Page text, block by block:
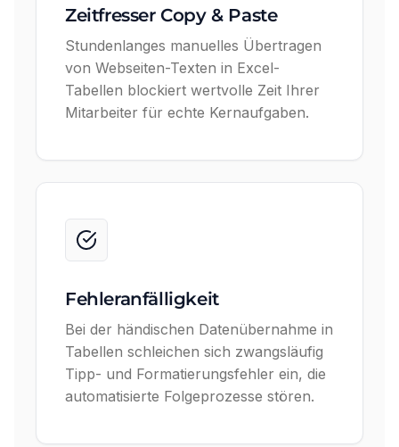
Zeitfresser Copy & Paste
Stundenlanges manuelles Übertragen
von Webseiten-Texten in Excel-
Tabellen blockiert wertvolle Zeit Ihrer
Mitarbeiter für echte Kernaufgaben.
Fehleranfälligkeit
Bei der händischen Datenübernahme in
Tabellen schleichen sich zwangsläufig
Tipp- und Formatierungsfehler ein, die
automatisierte Folgeprozesse stören.